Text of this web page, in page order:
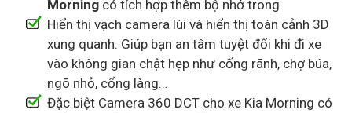
Morning có tích hợp thêm bộ nhớ trong
Hiển thị vạch camera lùi và hiển thị toàn cảnh 3D
xung quanh. Giúp bạn an tâm tuyệt đối khi đi xe
vào không gian chật hẹp như cống rãnh, chợ búa,
ngõ nhỏ, cổng làng…
Đặc biệt Camera 360 DCT cho xe Kia Morning có